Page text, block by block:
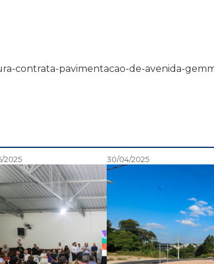
contrata-pavimentacao-de-avenida-
2025 30/04/2025